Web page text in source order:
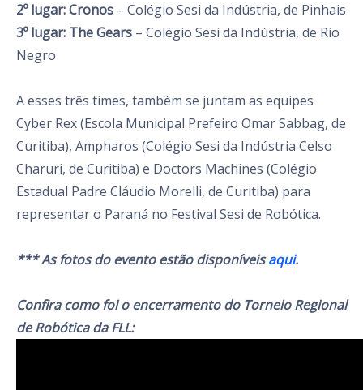
2º lugar: Cronos – Colégio Sesi da Indústria, de Pinhais
3º lugar: The Gears – Colégio Sesi da Indústria, de Rio
Negro
A esses três times, também se juntam as equipes
Cyber Rex (Escola Municipal Prefeiro Omar Sabbag, de
Curitiba), Ampharos (Colégio Sesi da Indústria Celso
Charuri, de Curitiba) e Doctors Machines (Colégio
Estadual Padre Cláudio Morelli, de Curitiba) para
representar o Paraná no Festival Sesi de Robótica.
*** As fotos do evento estão disponíveisaqui.
Confira como foi o encerramento do Torneio Regional
de Robótica da FLL: